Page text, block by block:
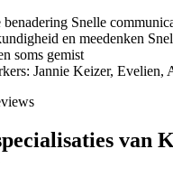
Snelle
en meedenken
soms gemist
Jannie Keizer, Evelien,
van